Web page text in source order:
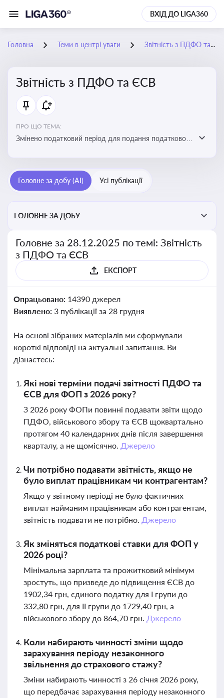
ВХІД ДО LIGA360
Головна Теми в центрі уваги Звітність з ПДФО та ЄСВ
Звітність з ПДФО та ЄСВ
ПРО ЩО ТЕМА:
Змінено податковий період для подання податкового
Головне за добу (AI) Усі публікації
ГОЛОВНЕ ЗА ДОБУ
Головне за 28.12.2025 по темі: Звітність
з ПДФО та ЄСВ
ЕКСПОРТ
Опрацьовано: 14390 джерел
Виявлено: 3 публікації за 28 грудня
На основі зібраних матеріалів ми сформували
короткі відповіді на актуальні запитання. Ви
дізнаєтесь:
Які нові терміни подачі звітності ПДФО та
ЄСВ для ФОП з 2026 року?
З 2026 року ФОПи повинні подавати звіти щодо
ПДФО, військового збору та ЄСВ щоквартально
протягом 40 календарних днів після завершення
кварталу, а не щомісячно. Джерело
Чи потрібно подавати звітність, якщо не
було виплат працівникам чи контрагентам?
Якщо у звітному періоді не було фактичних
виплат найманим працівникам або контрагентам,
звітність подавати не потрібно. Джерело
Як зміняться податкові ставки для ФОП у
2026 році?
Мінімальна зарплата та прожитковий мінімум
зростуть, що призведе до підвищення ЄСВ до
1902,34 грн, єдиного податку для І групи до
332,80 грн, для ІІ групи до 1729,40 грн, а
військового збору до 864,70 грн. Джерело
Коли набирають чинності зміни щодо
зарахування періоду незаконного
звільнення до страхового стажу?
Зміни набирають чинності з 26 січня 2026 року,
що передбачає зарахування періоду незаконного